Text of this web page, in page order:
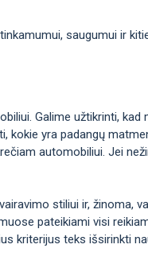
saugumui ir
Galime užtikrinti, kad
kokie yra padangų
automobiliui. Jei
stiliui ir, žinoma,
pateikiami visi
kriterijus teks išsirinkti